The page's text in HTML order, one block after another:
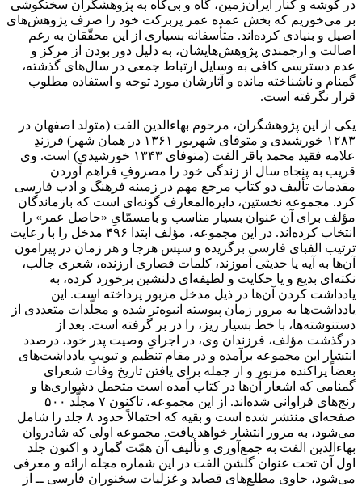
در گوشه و کنار ایران‌زمین، گاه و بی‌گاه به پژوهشگران سختکوشی
بر می‌خوریم که بخش عمده عمر پربرکت خود را صرف پژوهش‌های
اصیل و بنیادی کرده‌اند. متأسفانه بسیاری از این محقّقان به رغم
اصالت و ارجمندی پژوهش‌هایشان، به دلیل دور بودن از مرکز و
عدم دسترسی کافی به وسایل ارتباط جمعی در سال‌های گذشته،
گمنام و ناشناخته مانده و آثارشان مورد توجه و استفاده مطلوب
قرار نگرفته است.
یکی از این پژوهشگران، مرحوم بهاءالدین الفت (متولد اصفهان در
۱۲۸۳ خورشیدی و متوفای شهریور ۱۳۶۱ در همان شهر) فرزندِ
علامه‌ فقید محمد باقر الفت (متوفای ۱۳۴۳ خورشیدی) است. وی
قریب به پنجاه سال از زندگی خود را مصروفِ فراهم آوردن
مقدمات تألیف دو کتاب مرجع مهم در زمینه فرهنگ و ادب فارسی
کرد. مجموعه نخستین، دایره‌المعارف گونه‌ای است که بازماندگان
مؤلف برای آن عنوان بسیار مناسب و بامسمّایِ «حاصل عمر» را
انتخاب کرده‌اند. در این مجموعه، مؤلف ابتدا ۴۹۶ مدخل را با رعایت
ترتیب الفبای فارسی برگزیده و سپس هرجا و هر زمان در پیرامون
آن‌ها به آیه یا حدیثی آموزند، کلمات قصاری ارزنده، شعری جالب،
نکته‌ای بدیع و یا حکایت و لطیفه‌ای دلنشین برخورد کرده، به
یادداشت کردن آن‌ها در ذیل مدخل مزبور پرداخته است. این
یادداشت‌ها به مرور زمان پیوسته انبوه‌تر شده و مجلّدات متعددی از
دستنوشته‌ها، با خط بسیار ریز، را در بر گرفته است. بعد از
درگذشت مؤلف، فرزندان وی، در اجرایِ وصیت پدر خود، درصدد
انتشار این مجموعه برآمده و در مقام تنظیم و تبویبِ یادداشت‌های
بعضاً پراکنده مزبور و از جمله برای یافتن تاریخ وفات شعرای
گمنامی که اشعار آن‌ها در کتاب آمده است متحمل دشواری‌ها و
رنج‌های فراوانی شده‌اند. از این مجموعه، تاکنون ۷ مجلّد ۵۰۰
صفحه‌ای منتشر شده است و بقیه که احتمالاً حدود ۸ جلد را شامل
می‌شود، به مرور انتشار خواهد یافت. مجموعه اولی که شادروان
بهاءالدین الفت به جمع‌آوری و تألیف آن همّت گمارد و اکنون جلد
اول آن تحت عنوان گلشن الفت در این شماره مجلّه ارائه و معرفی
می‌شود، حاوی مطلع‌های قصاید و غزلیات سخنوران فارسی ــ از